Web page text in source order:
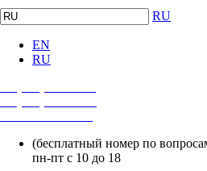
RU
EN
RU
(бесплатный номер по
пн-пт с 10 до 18